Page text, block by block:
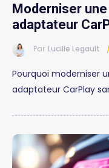
Moderniser
adaptateur
Par Lucille Legault
Pourquoi moderniser
adaptateur CarPlay